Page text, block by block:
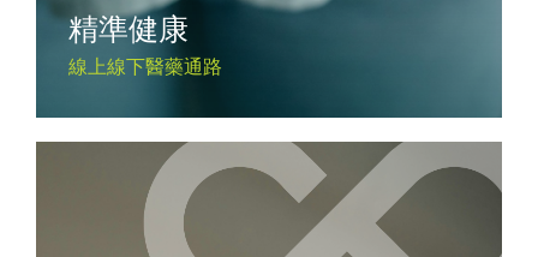
精準健康
線上線下醫藥通路